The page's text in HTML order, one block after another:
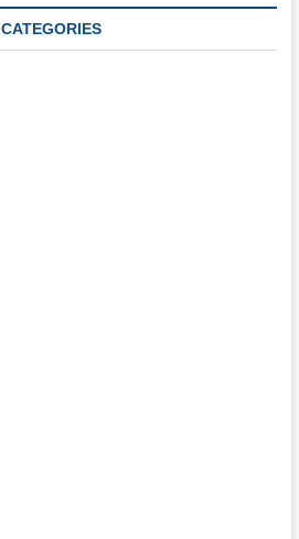
CATEGORIES